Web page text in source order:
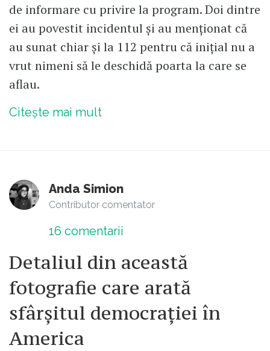
de informare cu privire la program. Doi dintre
ei au povestit incidentul și au menționat că
au sunat chiar și la 112 pentru că inițial nu a
vrut nimeni să le deschidă poarta la care se
aflau.
Citește mai mult
Anda Simion
Contributor comentator
16 comentarii
Detaliul din această
fotografie care arată
sfârșitul democrației în
America